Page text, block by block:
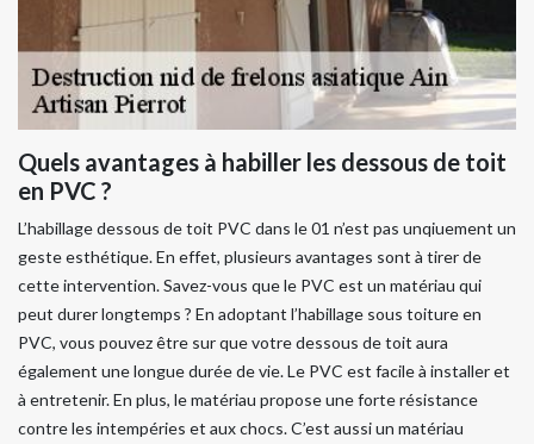
Quels avantages à habiller les dessous de toit
en PVC ?
L’habillage dessous de toit PVC dans le 01 n’est pas unqiuement un
geste esthétique. En effet, plusieurs avantages sont à tirer de
cette intervention. Savez-vous que le PVC est un matériau qui
peut durer longtemps ? En adoptant l’habillage sous toiture en
PVC, vous pouvez être sur que votre dessous de toit aura
également une longue durée de vie. Le PVC est facile à installer et
à entretenir. En plus, le matériau propose une forte résistance
contre les intempéries et aux chocs. C’est aussi un matériau